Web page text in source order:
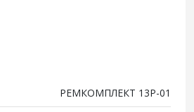
РЕМКОМПЛЕКТ 13Р-01